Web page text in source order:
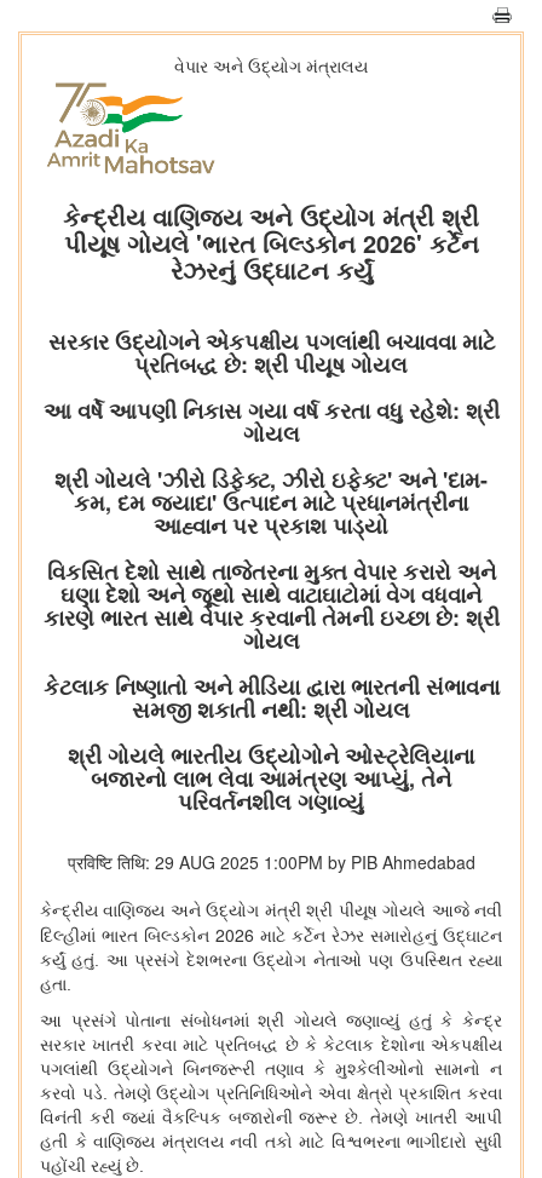
વેપાર અને ઉદ્યોગ મંત્રાલય
કેન્દ્રીય વાણિજ્ય અને ઉદ્યોગ મંત્રી શ્રી
પીયૂષ ગોયલે 'ભારત બિલ્ડકોન 2026' કર્ટેન
રેઝરનું ઉદ્ઘાટન કર્યું
સરકાર ઉદ્યોગને એકપક્ષીય પગલાંથી બચાવવા માટે
પ્રતિબદ્ધ છે: શ્રી પીયૂષ ગોયલ
આ વર્ષે આપણી નિકાસ ગયા વર્ષ કરતા વધુ રહેશે: શ્રી
ગોયલ
શ્રી ગોયલે 'ઝીરો ડિફેક્ટ, ઝીરો ઇફેક્ટ' અને 'દામ-
કમ, દમ જ્યાદા' ઉત્પાદન માટે પ્રધાનમંત્રીના
આહ્વાન પર પ્રકાશ પાડ્યો
વિકસિત દેશો સાથે તાજેતરના મુક્ત વેપાર કરારો અને
ઘણા દેશો અને જૂથો સાથે વાટાઘાટોમાં વેગ વધવાને
કારણે ભારત સાથે વેપાર કરવાની તેમની ઇચ્છા છે: શ્રી
ગોયલ
કેટલાક નિષ્ણાતો અને મીડિયા દ્વારા ભારતની સંભાવના
સમજી શકાતી નથી: શ્રી ગોયલ
શ્રી ગોયલે ભારતીય ઉદ્યોગોને ઓસ્ટ્રેલિયાના
બજારનો લાભ લેવા આમંત્રણ આપ્યું, તેને
પરિવર્તનશીલ ગણાવ્યું
प्रविष्टि तिथि: 29 AUG 2025 1:00PM by PIB Ahmedabad
કેન્દ્રીય વાણિજ્ય અને ઉદ્યોગ મંત્રી શ્રી પીયૂષ ગોયલે આજે નવી
દિલ્હીમાં ભારત બિલ્ડકોન 2026 માટે કર્ટેન રેઝર સમારોહનું ઉદ્ઘાટન
કર્યુંહતું. આ પ્રસંગે દેશભરના ઉદ્યોગ નેતાઓ પણ ઉપસ્થિત રહ્યા
હતા.
આ પ્રસંગે પોતાના સંબોધનમાં શ્રી ગોયલે જણાવ્યું હતું કે કેન્દ્ર
સરકાર ખાતરી કરવા માટે પ્રતિબદ્ધ છે કે કેટલાક દેશોના એકપક્ષીય
પગલાંથી ઉદ્યોગને બિનજરૂરી તણાવ કે મુશ્કેલીઓનો સામનો ન
કરવો પડે. તેમણે ઉદ્યોગ પ્રતિનિધિઓને એવા ક્ષેત્રો પ્રકાશિત કરવા
વિનંતી કરી જ્યાં વૈકલ્પિક બજારોની જરૂર છે. તેમણે ખાતરી આપી
હતી કે વાણિજ્ય મંત્રાલય નવી તકો માટે વિશ્વભરના ભાગીદારો સુધી
પહોંચી રહ્યું છે.